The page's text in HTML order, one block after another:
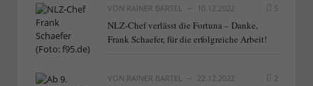
VON RAINER BARTEL 10.12.2022 5
NLZ-Chef verlässt die Fortuna – Danke,
Frank Schaefer, für die erfolgreiche Arbeit!
VON RAINER BARTEL 22.12.2022 2